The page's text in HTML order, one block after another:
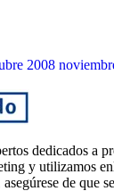
2008
dedicados
y utilizamos
de